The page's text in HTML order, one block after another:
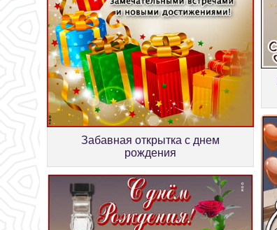
Забавная открытка с днем
рождения